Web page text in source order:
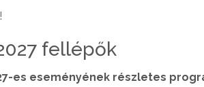
fellépők
es eseményének részletes